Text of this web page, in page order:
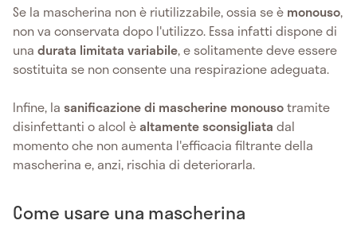
Se la mascherina non è riutilizzabile, ossia se è monouso,
non va conservata dopo l'utilizzo. Essa infatti dispone di
una durata limitata variabile, e solitamente deve essere
sostituita se non consente una respirazione adeguata.
Infine, la sanificazione di mascherine monousotramite
disinfettanti o alcol èaltamente sconsigliata dal
momento che non aumenta l'efficacia filtrante della
mascherina e, anzi, rischia di deteriorarla.
Come usare una mascherina